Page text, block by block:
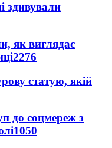
здивували
як виглядає
2276
статую, якій
до соцмереж з
1050